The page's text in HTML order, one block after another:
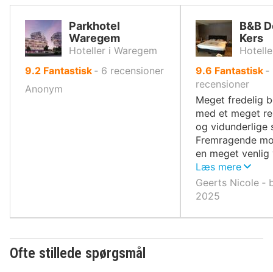
Parkhotel
Waregem
Hoteller i Waregem
9.2 ud
10,
Fantastisk ‐ 6 recensioner
Anonym
B&B
Kers
9.6 ud
af
10,
Fantastisk ‐
recensioner
Meget fredelig
med et meget
og vidunderlige
Fremragende
en meget venlig
kommer helt
Læs mere
Geerts Nicole ‐
2025
Ofte stillede spørgsmål